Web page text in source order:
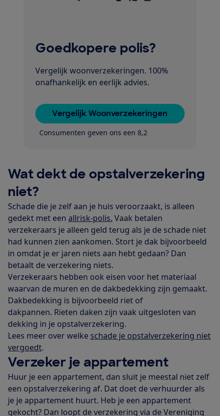
Goedkopere polis?
Vergelijk woonverzekeringen. 100%
onafhankelijk en eerlijk advies.
Vergelijk Woonverzekeringen
Consumenten geven ons een 8,2
Wat dekt de opstalverzekering
niet?
Schade die je zelf aan je huis veroorzaakt, is alleen
gedekt met een allrisk-polis. Vaak betalen
verzekeraars je alleen geld terug als je de schade niet
had kunnen zien aankomen. Stort je dak bijvoorbeeld
in omdat je er jaren niets aan hebt gedaan? Dan
betaalt de verzekering niets.
Verzekeraars hebben ook eisen voor het materiaal
waarvan de muren en de dakbedekking zijn gemaakt.
Dakbedekking is bijvoorbeeld riet of
dakpannen. Rieten daken zijn vaak uitgesloten van
dekking in je opstalverzekering.
Lees meer over welke schade je opstalverzekering niet
vergoedt.
Verzeker je appartement
Huur je een appartement, dan sluit je meestal niet zelf
een opstalverzekering af. Dat doet de verhuurder als
je je appartement huurt. Heb je een appartement
gekocht? Dan loopt de verzekering via de Vereniging